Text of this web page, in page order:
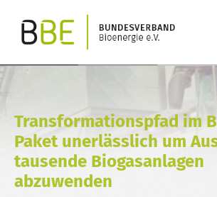
Transformationspfad im
Paket unerlässlich um
tausende Biogasanlagen
abzuwenden